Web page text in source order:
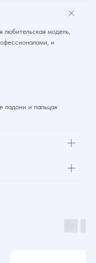
любительская модель,
и
ладони и пальцах